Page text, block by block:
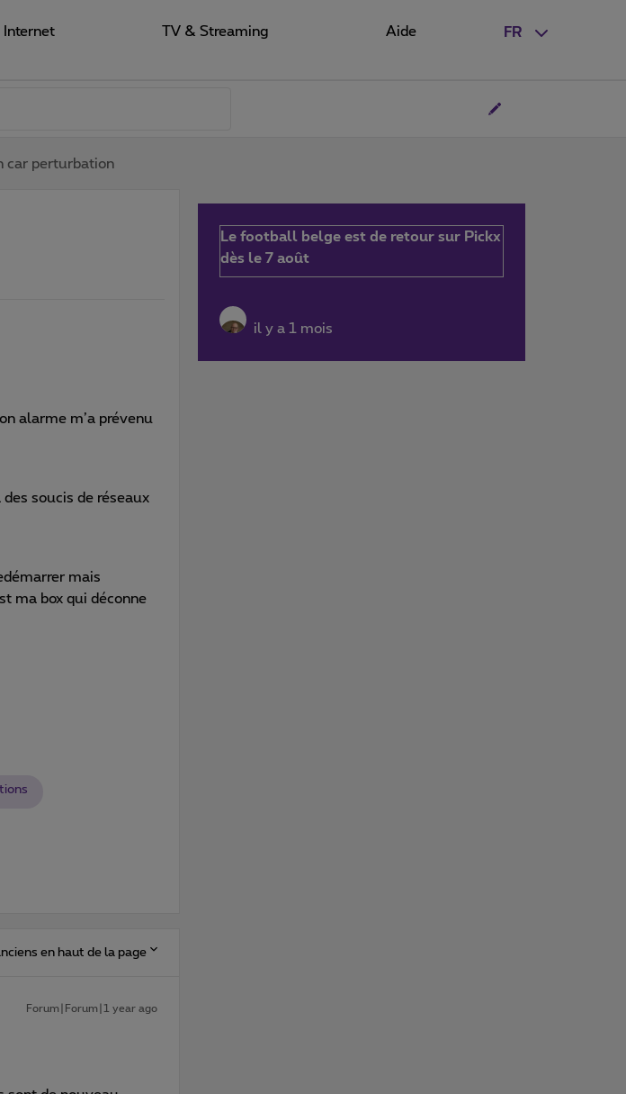
FR
Internet TV & Streaming Aide
car perturbation
alarme m’a prévenu
soucis de réseaux
mais
ma box qui déconne
en haut de la page
Forum|Forum|1 year ago
Le football belge est de retour sur Pickx
dès le 7 août
il y a 1 mois